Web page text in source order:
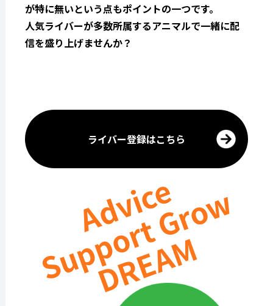
が特に無いという点もポイントの一つです。
人気ライバーが多数所属するアニマルで一緒に配
信を盛り上げませんか？
ライバー登録はこちら
Advice
Support Grow
DREAM